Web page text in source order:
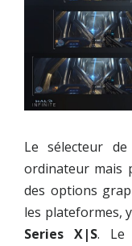
Le sélecteur
ordinateur mais
des options
les plateformes,
Series X|S. Le